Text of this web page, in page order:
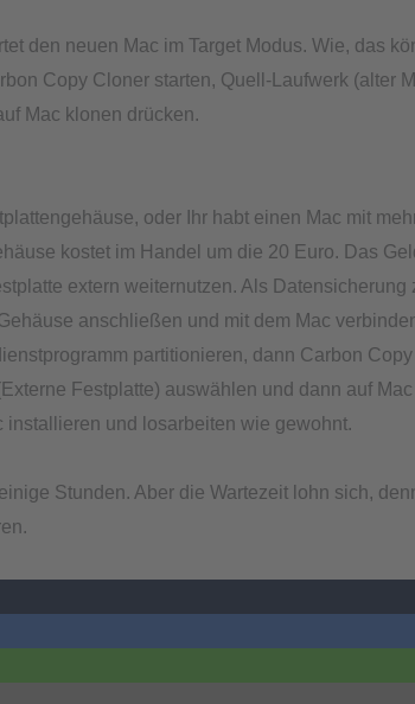
den neuen Mac im Target Modus. Wie, das
Copy Cloner starten, Quell-Laufwerk (alter
Mac klonen drücken.
oder Ihr habt einen Mac mit
kostet im Handel um die 20 Euro. Das
extern weiternutzen. Als Datensicherung
anschließen und mit dem Mac
partitionieren, dann Carbon
Festplatte) auswählen und dann auf
und losarbeiten wie gewohnt.
Stunden. Aber die Wartezeit lohn sich,